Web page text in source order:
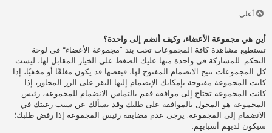
أعلى
أين هي مجموعة الأعضاء، وكيف أنضم إلى واحدة؟
تستطيع مشاهدة كافة المجموعات تحت بند ”مجموعة الأعضاء“ في لوحة
التحكم. للمشاركة في واحدة منها عليك الضغط على الخيار المقابل لها، ليست
كل المجموعات تتيح الانضمام المفتوح لها، فبعضها قد يكون مغلقًا أو مخفيًا، إذا
كانت المجموعة مفتوحة بإمكانك الإنضمام إليها النقر على الزر المجاور، إذا
كانت المجموعة تحتاج إلى موافقة فقم بالتماس الانضمام للمجموعة، رئيس
المجموعة هو المخول بالموافقة على طلبك وقد يسألك عن سبب رغبتك في
الانضمام إلى المجموعة. يرجى عدم مضايقه رئيس المجموعة إذا رفض طلبك؛
سيكون لديهم أسبابهم.